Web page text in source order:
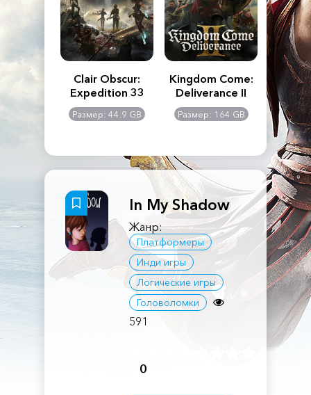
Creed
Clair Obscur:
Expedition 33
Размер: 44.9 GB
Kingdom Come:
Deliverance II
Размер: 164 GB
The
In My Shadow
Жанр:
Платформеры
Инди игры
Логические игры
Головоломки
591
0